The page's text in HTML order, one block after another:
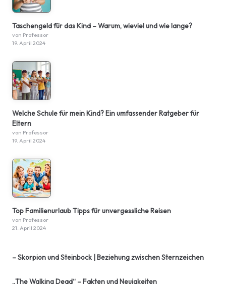
Taschengeld für das Kind – Warum, wieviel und wie lange?
von Professor
19. April 2024
Welche Schule für mein Kind? Ein umfassender Ratgeber für
Eltern
von Professor
19. April 2024
Top Familienurlaub Tipps für unvergessliche Reisen
von Professor
21. April 2024
– Skorpion und Steinbock | Beziehung zwischen Sternzeichen
„The Walking Dead“ – Fakten und Neuigkeiten